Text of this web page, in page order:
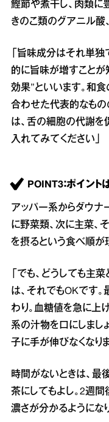
鰹節や煮干し、肉類に
きのこ類のグアニル酸
「旨味成分はそれ単
的に旨味が増すことが
効果”といいます。和
合わせた代表的なもの
は、舌の細胞の代謝を
入れてみてください」
POINT3：ポイント
アッパー系からダウナ
に野菜類、次に主菜、
を摂るという食べ順が
「でも、どうしても主
は、それでもOKです
わり。血糖値を急に上
系の汁物を口にしまし
子に手が伸びなくなりま
時間がないときは、最
茶にしてもよし。2週
濃さが分かるようにな